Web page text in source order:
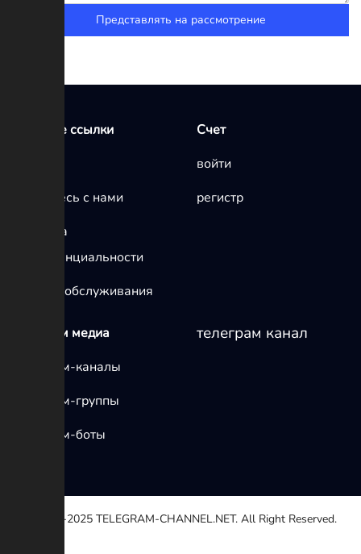
Представлять на рассмотрение
Быстрые ссылки
Свяжитесь с нами
политика
конфиденциальности
условия обслуживания
Счет
войти
регистр
телеграм медиа
Телеграм-каналы
Телеграм-группы
Телеграм-боты
телеграм канал
© 2020-2025 TELEGRAM-CHANNEL.NET. All Right Reserved.